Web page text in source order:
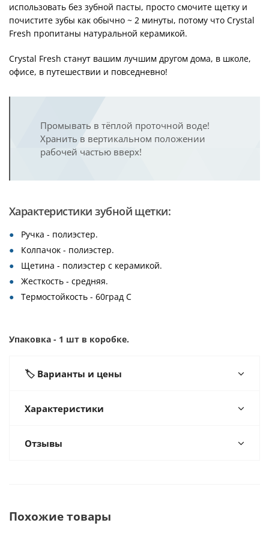
использовать без зубной пасты, просто смочите щетку и
почистите зубы как обычно ~ 2 минуты, потому что Crystal
Fresh пропитаны натуральной керамикой.
Crystal Fresh станут вашим лучшим другом дома, в школе,
офисе, в путешествии и повседневно!
Промывать в тёплой проточной воде!
Хранить в вертикальном положении
рабочей частью вверх!
Характеристики зубной щетки:
Ручка - полиэстер.
Колпачок - полиэстер.
Щетина - полиэстер с керамикой.
Жесткость - средняя.
Термостойкость - 60град С
Упаковка - 1 шт в коробке.
🏷️ Варианты и цены
Характеристики
Отзывы
Похожие товары